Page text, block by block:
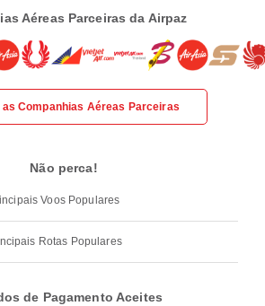
Aéreas Parceiras da Airpaz
as Companhias Aéreas Parceiras
Não perca!
Voos Populares
Rotas Populares
de Pagamento Aceites